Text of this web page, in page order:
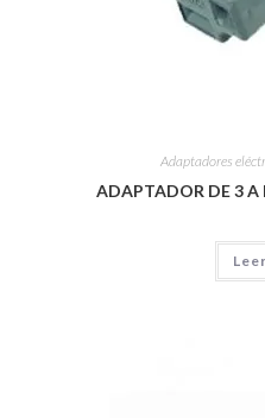
Adaptadores
ADAPTADOR DE 3 A